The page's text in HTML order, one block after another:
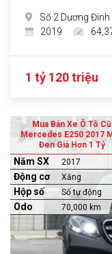
Số 2 Dương Đình
2019
1 tỷ 120 triệu
Mua Bán Xe Ô Tô Cũ
Mercedes E250 2017
Đen Giá Hơn 1 Tỷ
Năm SX 2017
Động cơ Xăng
Hộp số Số tự động
Odo 70,000 km